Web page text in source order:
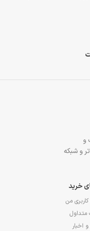
و
و شبکه
خرید
من
متداول
اخبار